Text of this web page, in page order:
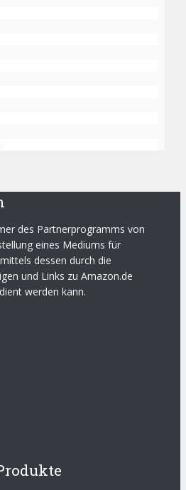
des Partnerprogramms von
eines Mediums für
dessen durch die
und Links zu Amazon.de
werden kann.